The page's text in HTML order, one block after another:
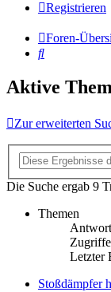
Registrieren
Foren-
Suche
Aktive
Zur erweiterten
Die Suche ergab 9
Themen
Zugriffe
Letzter
Stoßdämpfer